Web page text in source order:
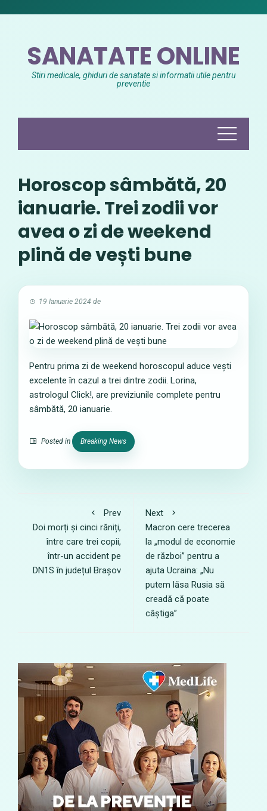
SANATATE ONLINE
Stiri medicale, ghiduri de sanatate si informatii utile pentru
preventie
Horoscop sâmbătă, 20
ianuarie. Trei zodii vor
avea o zi de weekend
plină de vești bune
19 Ianuarie 2024 de
Pentru prima zi de weekend horoscopul aduce vești
excelente în cazul a trei dintre zodii. Lorina,
astrologul Click!, are previziunile complete pentru
sâmbătă, 20 ianuarie.
Posted in Breaking News
Prev
Doi morți și cinci răniți,
între care trei copii,
într-un accident pe
DN1S în județul Brașov
Next
Macron cere trecerea
la „modul de economie
de război” pentru a
ajuta Ucraina: „Nu
putem lăsa Rusia să
creadă că poate
câștiga”